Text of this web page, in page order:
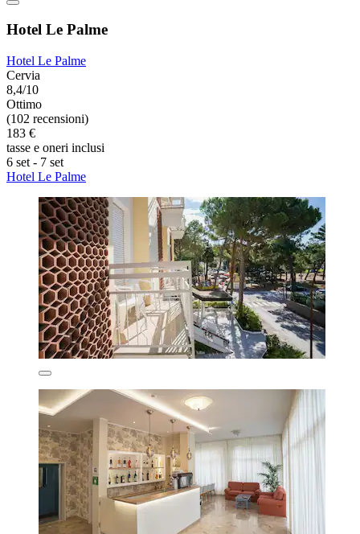
Hotel Le Palme
Hotel Le Palme
Cervia
8,4/10
Ottimo
(102 recensioni)
183 €
tasse e oneri inclusi
6 set - 7 set
Hotel Le Palme